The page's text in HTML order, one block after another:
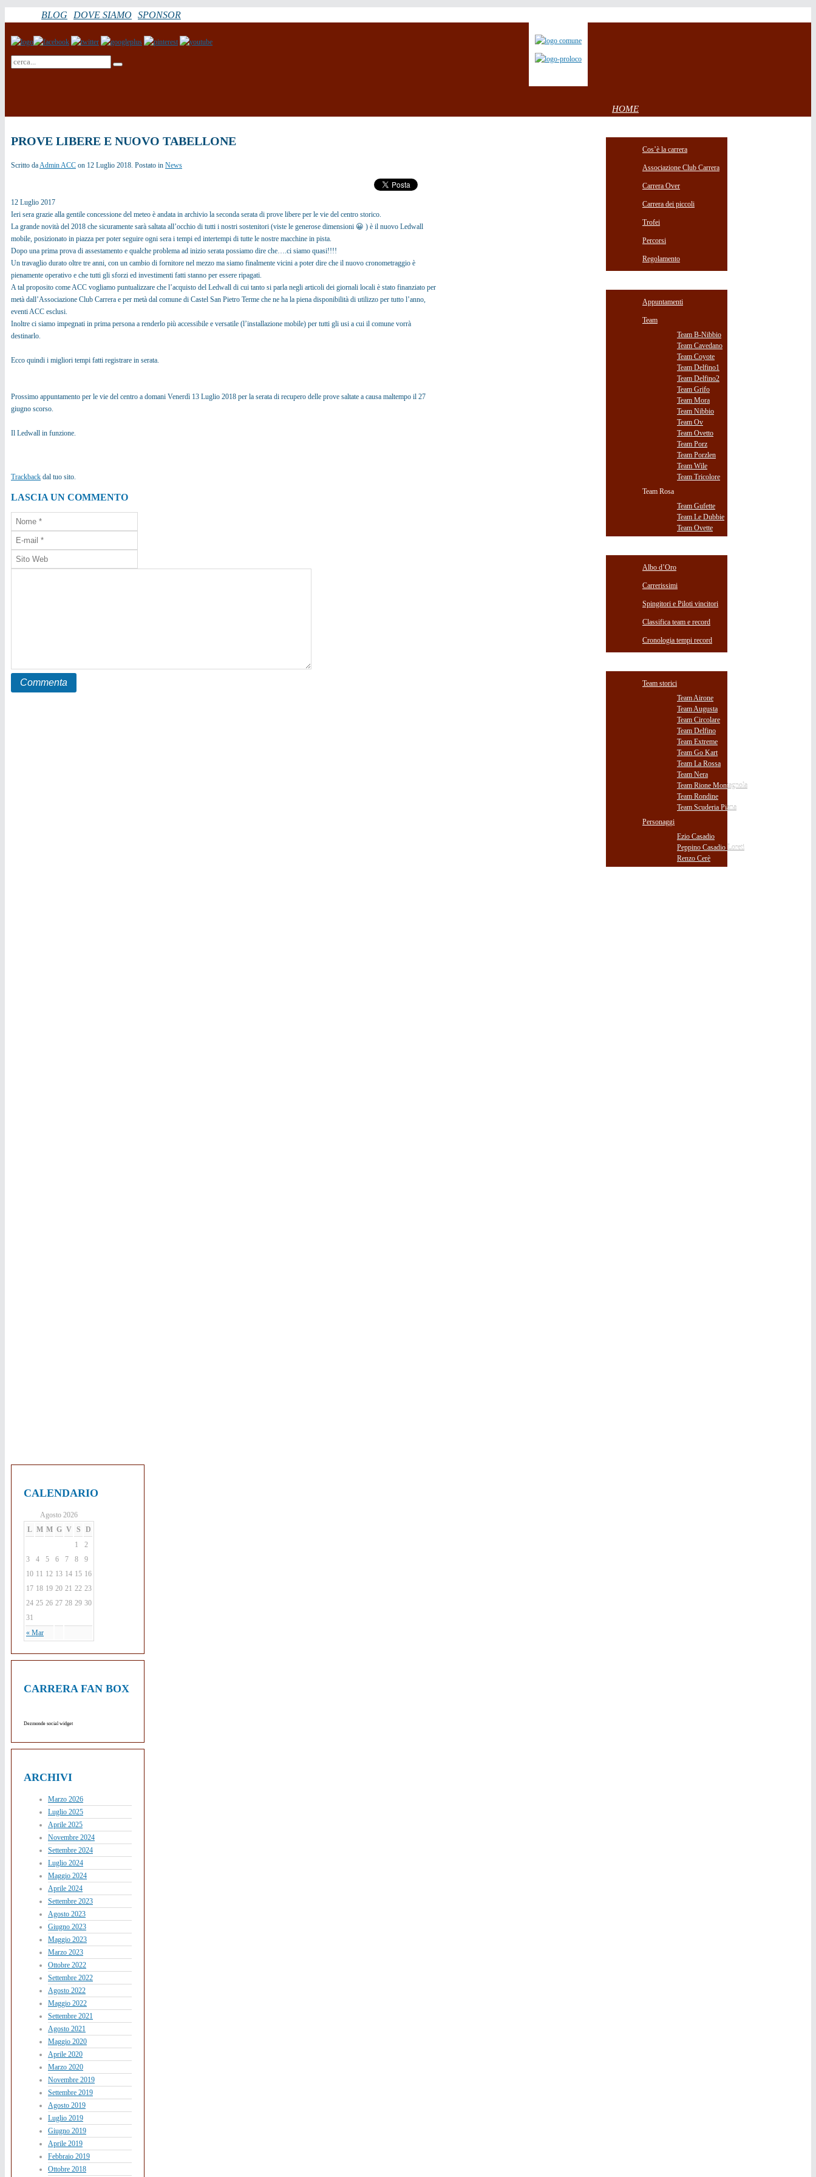
BLOG DOVE SIAMO SPONSOR
HOME
Cos’è la carrera
Associazione Club Carrera
Carrera Over
Carrera dei piccoli
Trofei
Percorsi
Regolamento
Appuntamenti
Team
Team B-Nibbio
Team Cavedano
Team Coyote
Team Delfino1
Team Delfino2
Team Grifo
Team Mora
Team Nibbio
Team Ov
Team Ovetto
Team Porz
Team Porzlen
Team Wile
Team Tricolore
Team Rosa
Team Gufette
Team Le Dubbie
Team Ovette
Albo d’Oro
Carrerissimi
Spingitori e Piloti vincitori
Classifica team e record
Cronologia tempi record
Team storici
Team Airone
Team Augusta
Team Circolare
Team Delfino
Team Extreme
Team Go Kart
Team La Rossa
Team Nera
Team Rione Montagnola
Team Rondine
Team Scuderia Piana
Personaggi
Ezio Casadio
Peppino Casadio Loreti
Renzo Cerè
PROVE LIBERE E NUOVO TABELLONE
Scritto daAdmin ACC on 12 Luglio 2018. Postato in News
12 Luglio 2017
Ieri sera grazie alla gentile concessione del meteo è andata in archivio la seconda serata di prove libere per le vie del centro storico.
La grande novità del 2018 che sicuramente sarà saltata all’occhio di tutti i nostri sostenitori (viste le generose dimensioni 😀 ) è il nuovo Ledwall
mobile, posizionato in piazza per poter seguire ogni sera i tempi ed intertempi di tutte le nostre macchine in pista.
Dopo una prima prova di assestamento e qualche problema ad inizio serata possiamo dire che….ci siamo quasi!!!!
Un travaglio durato oltre tre anni, con un cambio di fornitore nel mezzo ma siamo finalmente vicini a poter dire che il nuovo cronometraggio è
pienamente operativo e che tutti gli sforzi ed investimenti fatti stanno per essere ripagati.
A tal proposito come ACC vogliamo puntualizzare che l’acquisto del Ledwall di cui tanto si parla negli articoli dei giornali locali è stato finanziato per
metà dall’Associazione Club Carrera e per metà dal comune di Castel San Pietro Terme che ne ha la piena disponibilità di utilizzo per tutto l’anno,
eventi ACC esclusi.
Inoltre ci siamo impegnati in prima persona a renderlo più accessibile e versatile (l’installazione mobile) per tutti gli usi a cui il comune vorrà
destinarlo.
Ecco quindi i migliori tempi fatti registrare in serata.
Prossimo appuntamento per le vie del centro a domani Venerdì 13 Luglio 2018 per la serata di recupero delle prove saltate a causa maltempo il 27
giugno scorso.
Il Ledwall in funzione.
Trackback dal tuo sito.
LASCIA UN COMMENTO
CALENDARIO
Agosto 2026
L M M G V S D
« Mar
1
2
3
4 5 6 7 8
9
10 11 12 13 14 15 16
17 18 19 20 21 22 23
24 25 26 27 28 29 30
31
CARRERA FAN BOX
Dezmonde social widget
ARCHIVI
Marzo 2026
Luglio 2025
Aprile 2025
Novembre 2024
Settembre 2024
Luglio 2024
Maggio 2024
Aprile 2024
Settembre 2023
Agosto 2023
Giugno 2023
Maggio 2023
Marzo 2023
Ottobre 2022
Settembre 2022
Agosto 2022
Maggio 2022
Settembre 2021
Agosto 2021
Maggio 2020
Aprile 2020
Marzo 2020
Novembre 2019
Settembre 2019
Agosto 2019
Luglio 2019
Giugno 2019
Aprile 2019
Febbraio 2019
Ottobre 2018